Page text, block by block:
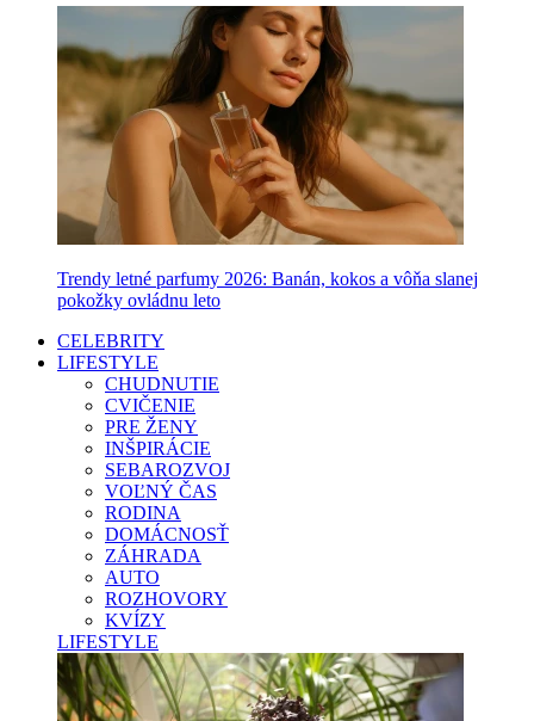
Trendy letné parfumy 2026: Banán, kokos a vôňa slanej
pokožky ovládnu leto
CELEBRITY
LIFESTYLE
CHUDNUTIE
CVIČENIE
PRE ŽENY
INŠPIRÁCIE
SEBAROZVOJ
VOĽNÝ ČAS
RODINA
DOMÁCNOSŤ
ZÁHRADA
AUTO
ROZHOVORY
KVÍZY
LIFESTYLE